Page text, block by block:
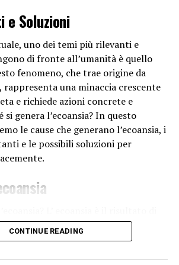
influire sul normale flusso
nervosa e sull’equilibrio degli
la probabilità di crampi
possono anche essere causati da
l’uso di calzature inadeguate,
o al caldo estremi, e l’eccessivo
caffeina.
crampi?
alle gambe, è possibile adottare
e di trattamento. Mantenere
fare regolarmente stretching e
dell’attività fisica, e indossare
e Soluzioni
uno dei temi più rilevanti e
di fronte all’umanità è quello
fenomeno, che trae origine da
una minaccia crescente
e richiede azioni concrete e
si genera l’ecoansia? In questo
le cause che generano l’ecoansia, i
e le possibili soluzioni per
umanie pratiche
a repentaglio gli equilibri
CONTINUE READING